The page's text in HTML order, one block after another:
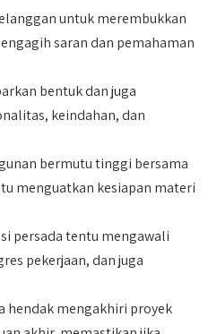
untuk merembukkan
saran dan pemahaman
bentuk dan juga
keindahan, dan
bermutu tinggi bersama
menguatkan kesiapan materi
persada tentu mengawali
pekerjaan, dan juga
hendak mengakhiri proyek